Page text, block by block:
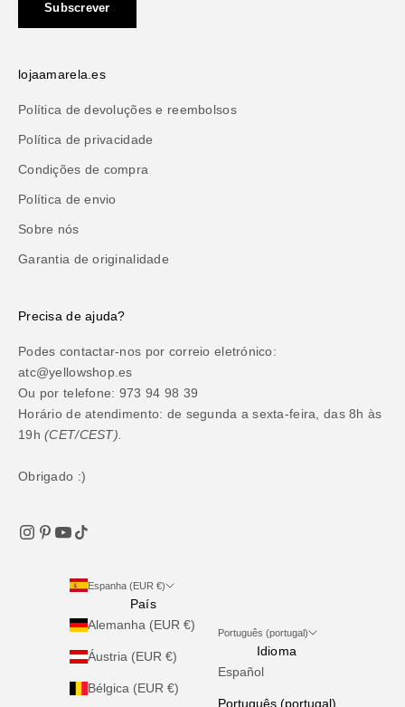
Subscrever
lojaamarela.es
Política de devoluções e reembolsos
Política de privacidade
Condições de compra
Política de envio
Sobre nós
Garantia de originalidade
Precisa de ajuda?
Podes contactar-nos por correio eletrónico:
atc@yellowshop.es
Ou por telefone: 973 94 98 39
Horário de atendimento: de segunda a sexta-feira, das 8h às
19h(CET/CEST).
Obrigado :)
Espanha (EUR €)
País
Alemanha (EUR €)
Áustria (EUR €)
Bélgica (EUR €)
Português (portugal)
Idioma
Español
Português (portugal)